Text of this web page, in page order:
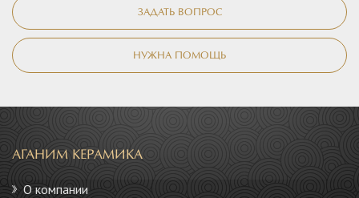
ЗАДАТЬ ВОПРОС
НУЖНА ПОМОЩЬ
АГАНИМ КЕРАМИКА
О компании